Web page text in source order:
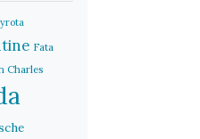
Fata
Charles